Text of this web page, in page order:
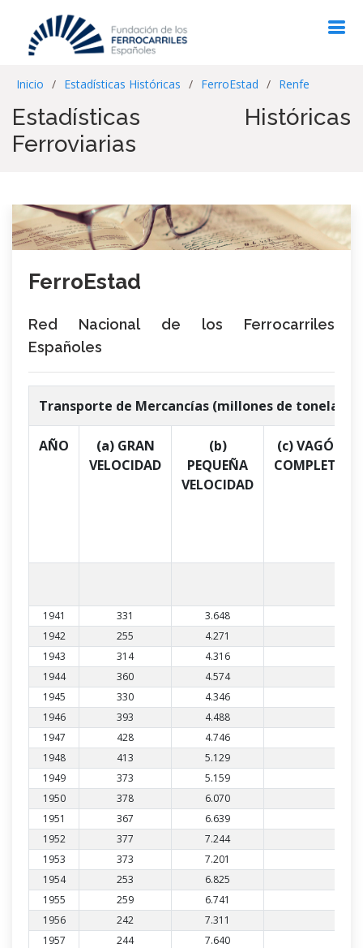
Inicio Estadísticas Históricas FerroEstad Renfe
Estadísticas Históricas
Ferroviarias
FerroEstad
Red Nacional de los Ferrocarriles
Españoles
Transporte de Mercancías (millones de
AÑO
(a) GRAN
VELOCIDAD
(b)
PEQUEÑA
VELOCIDAD
(c) VAGÓN
COMPLETO
1941 331
3.648
1942
255
4.271
1943
314
4.316
1944
360
4.574
1945
330
4.346
1946
393
4.488
1947
428
4.746
1948
413
5.129
1949
373
5.159
1950
378
6.070
1951
367
6.639
1952
377
7.244
1953
373
7.201
1954
253
6.825
1955
259
6.741
1956
242
7.311
1957
244
7.640